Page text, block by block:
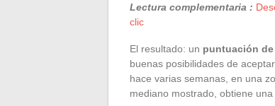
Lectura complementaria :
clic
El resultado: un puntuación
buenas posibilidades de
hace varias semanas, en una
mediano mostrado, obtiene una